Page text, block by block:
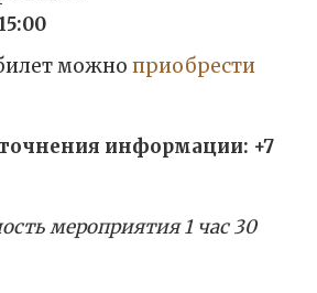
можно приобрести
информации: +7
мероприятия 1 час 30